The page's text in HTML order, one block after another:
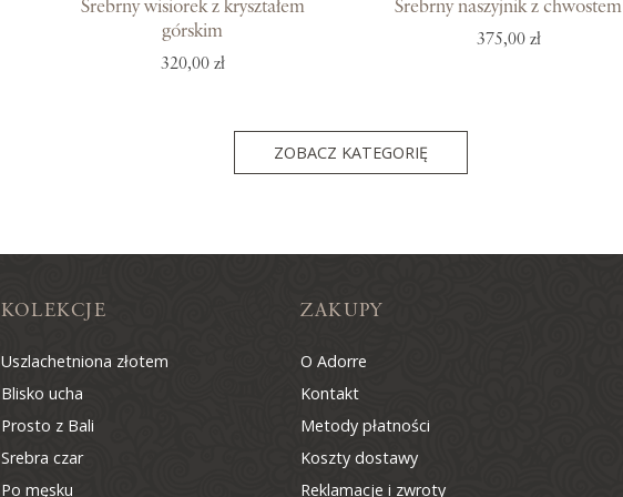
Srebrny wisiorek z kryształem
górskim
320,00 zł
Srebrny naszyjnik z chwostem
375,00 zł
ZOBACZ KATEGORIĘ
KOLEKCJE
Uszlachetniona złotem
Blisko ucha
Prosto z Bali
Srebra czar
Po męsku
ZAKUPY
O Adorre
Kontakt
Metody płatności
Koszty dostawy
Reklamacje i zwroty